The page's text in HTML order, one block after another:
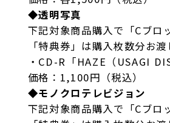
◆透明写真
下記対象商品購入で「Cブロ
「特典券」は購入枚数分お
・CD-R「HAZE（USAGI
価格：1,100円（税込）
◆モノクロテレビジョン
下記対象商品購入で「Cブロ